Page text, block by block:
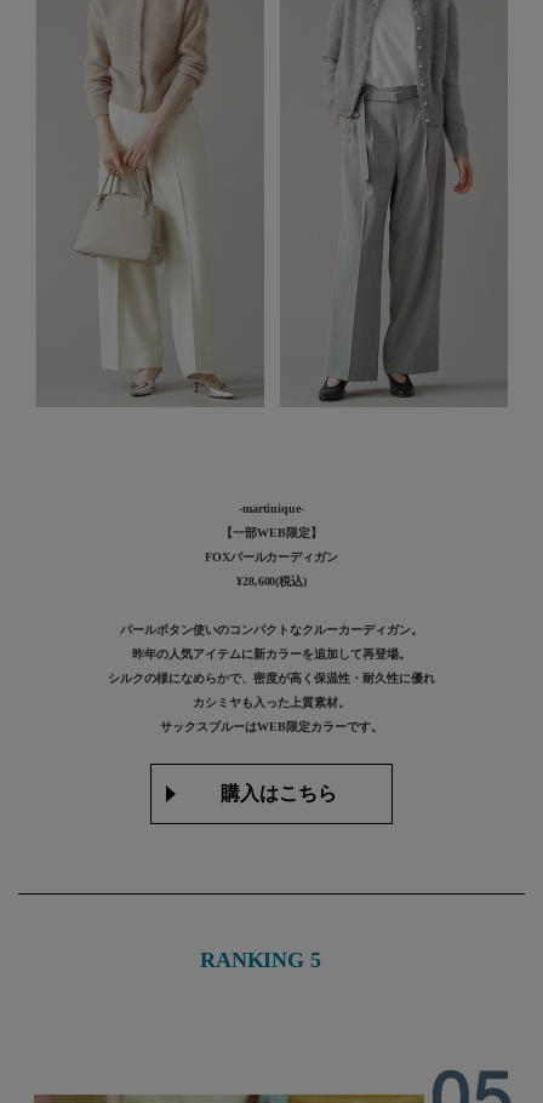
-martinique-
【一部WEB限定】
FOXパールカーディガン
¥28,600(税込)
パールボタン使いのコンパクトなクルーカーディガン。
昨年の人気アイテムに新カラーを追加して再登場。
シルクの様になめらかで、密度が高く保温性・耐久性に優れ
カシミヤも入った上質素材。
サックスブルーはWEB限定カラーです。
購入はこちら
RANKING 5